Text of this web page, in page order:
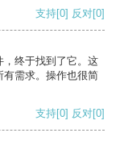
支持[0] 反对[0]
，终于找到了它。这
有需求。操作也很简
支持[0] 反对[0]